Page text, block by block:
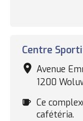
Complexe
sportif
Centre
Avenue
1200
Cafétéria
Ce
cafétéria.